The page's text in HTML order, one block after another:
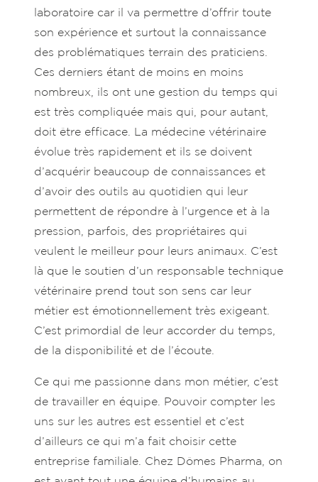
laboratoire car il va permettre d’offrir toute
son expérience et surtout la connaissance
des problématiques terrain des praticiens.
Ces derniers étant de moins en moins
nombreux, ils ont une gestion du temps qui
est très compliquée mais qui, pour autant,
doit être efficace. La médecine vétérinaire
évolue très rapidement et ils se doivent
d’acquérir beaucoup de connaissances et
d’avoir des outils au quotidien qui leur
permettent de répondre à l’urgence et à la
pression, parfois, des propriétaires qui
veulent le meilleur pour leurs animaux. C’est
là que le soutien d’un responsable technique
vétérinaire prend tout son sens car leur
métier est émotionnellement très exigeant.
C’est primordial de leur accorder du temps,
de la disponibilité et de l’écoute.
Ce qui me passionne dans mon métier, c’est
de travailler en équipe. Pouvoir compter les
uns sur les autres est essentiel et c’est
d’ailleurs ce qui m’a fait choisir cette
entreprise familiale. Chez Dômes Pharma, on